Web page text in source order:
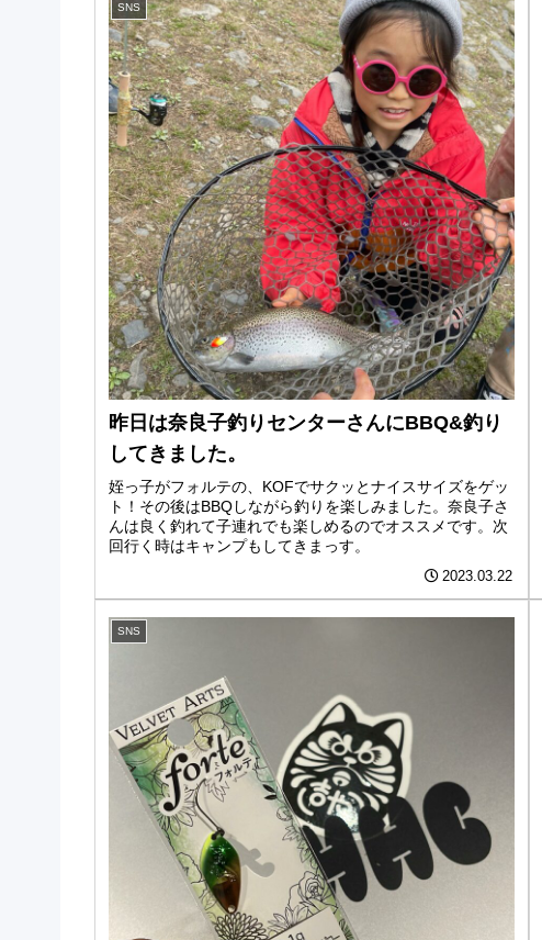
SNS
昨日は奈良子釣りセンターさんにBBQ&釣り
してきました。
姪っ子がフォルテの、KOFでサクッとナイスサイズをゲッ
ト！その後はBBQしながら釣りを楽しみました。奈良子さ
んは良く釣れて子連れでも楽しめるのでオススメです。次
回行く時はキャンプもしてきまっす。
2023.03.22
SNS